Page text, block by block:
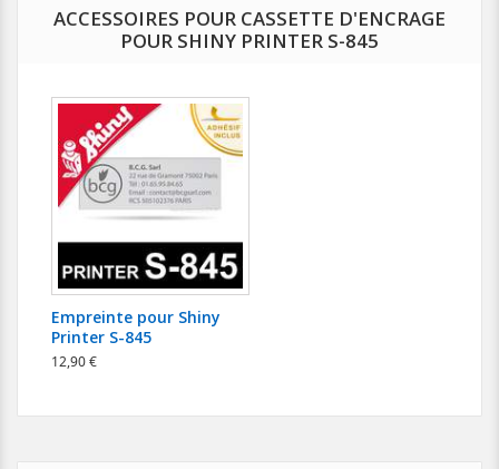
ACCESSOIRES POUR CASSETTE D'ENCRAGE
POUR SHINY PRINTER S-845
Empreinte pour Shiny
Printer S-845
12,90 €